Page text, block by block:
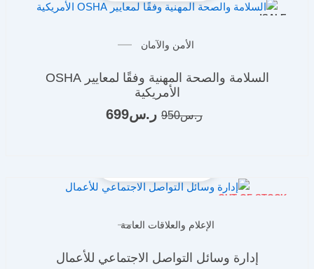
SALE!
الأمن والآمان
السلامة والصحة المهنية وفقًا لمعايير OSHA
الأمريكية
ر.س950
السعر
هو:
ر.س950.
ر.س 699
هو:
ر.س699.
OUT OF STOCK
الإعلام والعلاقات العامة
إدارة وسائل التواصل الاجتماعي للأعمال